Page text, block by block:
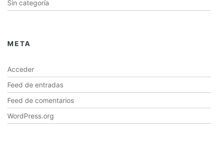
Sin categoría
META
Acceder
Feed de entradas
Feed de comentarios
WordPress.org